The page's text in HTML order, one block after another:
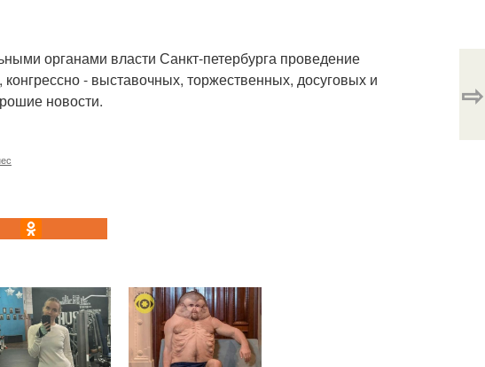
органами власти Санкт-петербурга проведение
- выставочных, торжественных, досуговых и
новости.
⇨